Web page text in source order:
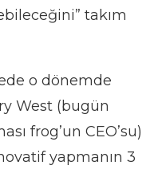
takım
o dönemde
West (bugün
frog’un CEO’su)
yapmanın 3